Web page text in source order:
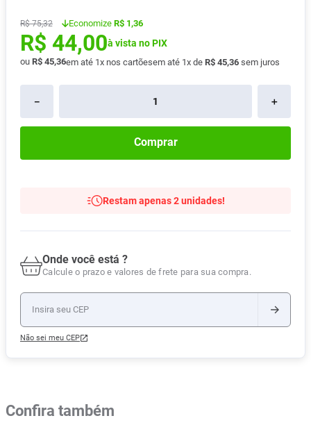
R$ 75,32 Economize R$ 1,36
R$ 44,00à vista no PIX
ou R$ 45,36em até 1x nos cartõesem até 1x de R$ 45,36 sem juros
＋
－
Comprar
Restam apenas 2 unidades!
Onde você está ?
Calcule o prazo e valores de frete para sua compra.
Não sei meu CEP
Confira também